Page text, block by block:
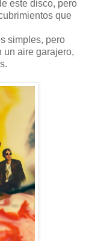
este disco, pero
que
simples, pero
un aire garajero,